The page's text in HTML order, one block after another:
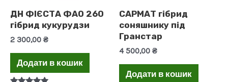
ДН ФІЄСТА ФАО 260
гібрид кукурудзи
2 300,00 ₴
Додати в кошик
САРМАТ гібрид
соняшнику під
Гранстар
4 500,00 ₴
Додати в кошик